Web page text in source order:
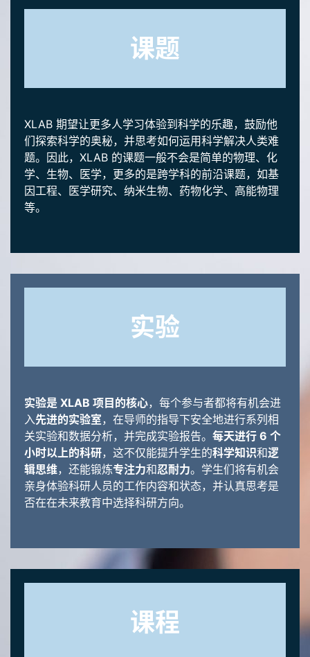
XLAB 期望让更多人学习体验到科学的乐趣，鼓励他
们探索科学的奥秘，并思考如何运用科学解决人类难
题。因此，XLAB 的课题一般不会是简单的物理、化
学、生物、医学，更多的是跨学科的前沿课题，如基
因工程、医学研究、纳米生物、药物化学、高能物理
等。
课题
实验
实验是 XLAB 项目的核心，每个参与者都将有机会进
入先进的实验室，在导师的指导下安全地进行系列相
关实验和数据分析，并完成实验报告。 每天进行 6 个
小时以上的科研，这不仅能提升学生的科学知识和逻
辑思维，还能锻炼专注力和忍耐力。学生们将有机会
亲身体验科研人员的工作内容和状态，并认真思考是
否在在未来教育中选择科研方向。
课程